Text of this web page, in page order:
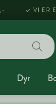
VI ER
Dyr